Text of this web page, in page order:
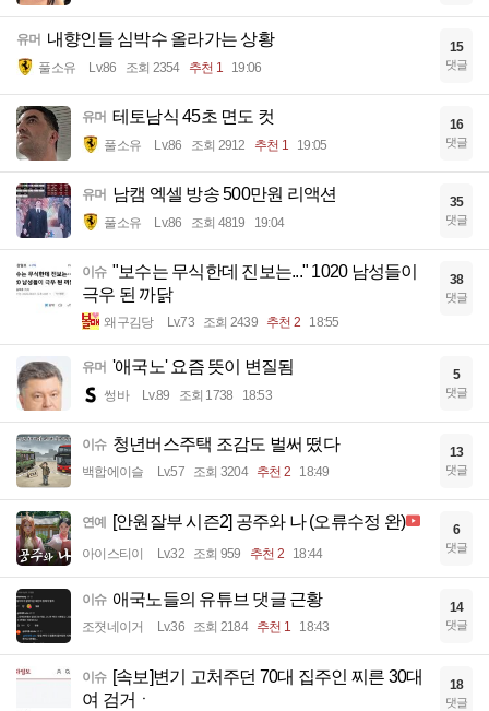
유머 내향인들 심박수 올라가는 상황
풀소유 Lv.86 조회 2354 추천 1 19:06
15
댓글
유머 테토남식 45초 면도 컷
풀소유 Lv.86 조회 2912 추천 1 19:05
16
댓글
유머 남캠 엑셀 방송 500만원 리액션
풀소유 Lv.86 조회 4819 19:04
35
댓글
이슈 "보수는 무식한데 진보는..." 1020 남성들이
극우 된 까닭
왜구김당 Lv.73 조회 2439 추천 2 18:55
38
댓글
유머 '애국노' 요즘 뜻이 변질됨
썽바 Lv.89 조회 1738 18:53
5
댓글
이슈 청년버스주택 조감도 벌써 떴다
백합에이슬 Lv.57 조회 3204 추천 2 18:49
13
댓글
연예 [안원잘부 시즌2] 공주와 나 (오류수정 완)
아이스티이 Lv.32 조회 959 추천 2 18:44
6
댓글
이슈 애국노들의 유튜브 댓글 근황
조졋네이거 Lv.36 조회 2184 추천 1 18:43
14
댓글
이슈 [속보]변기 고처주던 70대 집주인 찌른 30대
여 검거ㆍ
18
댓글